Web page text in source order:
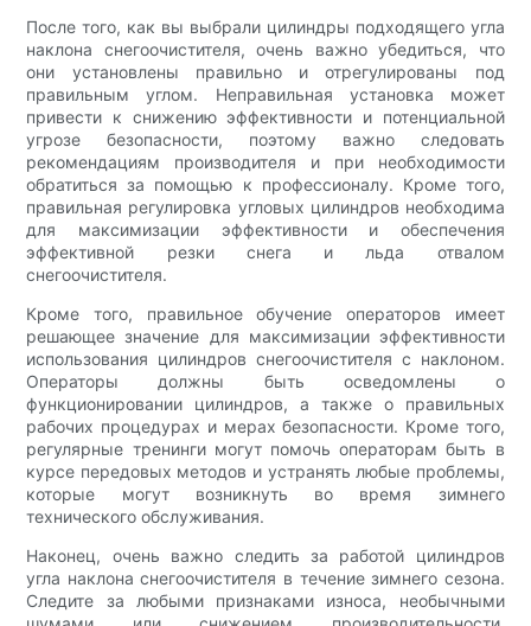
После того, как вы выбрали цилиндры подходящего угла
наклона снегоочистителя, очень важно убедиться, что
они установлены правильно и отрегулированы под
правильным углом. Неправильная установка может
привести к снижению эффективности и потенциальной
угрозе безопасности, поэтому важно следовать
рекомендациям производителя и при необходимости
обратиться за помощью к профессионалу. Кроме того,
правильная регулировка угловых цилиндров необходима
для максимизации эффективности и обеспечения
эффективной резки снега и льда отвалом
снегоочистителя.
Кроме того, правильное обучение операторов имеет
решающее значение для максимизации эффективности
использования цилиндров снегоочистителя с наклоном.
Операторы должны быть осведомлены о
функционировании цилиндров, а также о правильных
рабочих процедурах и мерах безопасности. Кроме того,
регулярные тренинги могут помочь операторам быть в
курсе передовых методов и устранять любые проблемы,
которые могут возникнуть во время зимнего
технического обслуживания.
Наконец, очень важно следить за работой цилиндров
угла наклона снегоочистителя в течение зимнего сезона.
Следите за любыми признаками износа, необычными